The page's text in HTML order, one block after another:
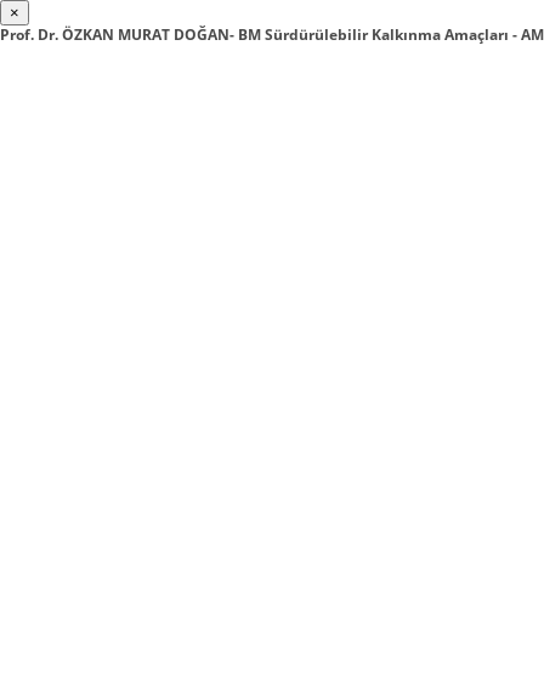
×
Prof. Dr. ÖZKAN MURAT DOĞAN- BM Sürdürülebilir Kalkınma Amaçları -